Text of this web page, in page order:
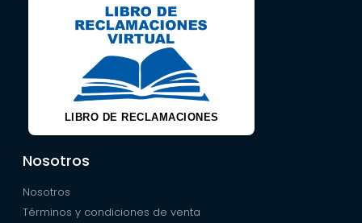
LIBRO DE RECLAMACIONES
Nosotros
Nosotros
Términos y condiciones de venta